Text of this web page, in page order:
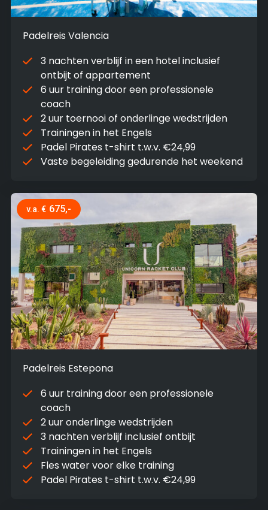
Padelreis Valencia
3 nachten verblijf in een hotel inclusief
ontbijt of appartement
6 uur training door een professionele
coach
2 uur toernooi of onderlinge wedstrijden
Trainingen in het Engels
Padel Pirates t-shirt t.w.v. €24,99
Vaste begeleiding gedurende het weekend
v.a. € 675,-
Padelreis Estepona
6 uur training door een professionele
coach
2 uur onderlinge wedstrijden
3 nachten verblijf inclusief ontbijt
Trainingen in het Engels
Fles water voor elke training
Padel Pirates t-shirt t.w.v. €24,99